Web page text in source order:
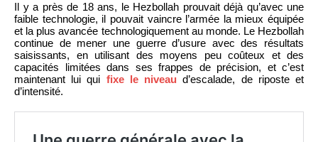
Il y a près de 18 ans, le Hezbollah prouvait déjà qu’avec une
faible technologie, il pouvait vaincre l’armée la mieux équipée
et la plus avancée technologiquement au monde. Le Hezbollah
continue de mener une guerre d’usure avec des résultats
saisissants, en utilisant des moyens peu coûteux et des
capacités limitées dans ses frappes de précision, et c’est
maintenant lui qui fixe le niveau d’escalade, de riposte et
d’intensité.